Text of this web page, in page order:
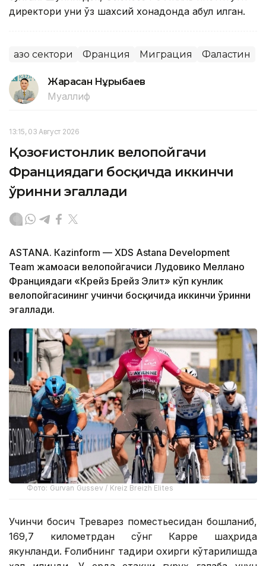
директори уни ўз шахсий хонадонда қабул қилган.
Ғазо сектори Франция Миграция Фаластин
Жарасқан Нұрыбаев
Муаллиф
13:15, 03 Август 2026
Қозоғистонлик велопойгачи
Франциядаги босқичда иккинчи
ўринни эгаллади
ASTANА. Кazinform — XDS Astana Development
Team жамоаси велопойгачиси Лудовико Меллано
Франциядаги «Крейз Брейз Элит» кўп кунлик
велопойгасининг учинчи босқичида иккинчи ўринни
эгаллади.
Фото: Gurvan Gussev / Kreiz Breizh Elites
Учинчи босқич Треварез поместьесидан бошланиб,
169,7 километрдан сўнг Карре шаҳрида
якунланди. Ғолибнинг тақдири охирги кўтарилишда